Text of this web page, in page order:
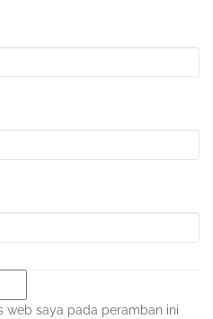
web saya pada peramban ini